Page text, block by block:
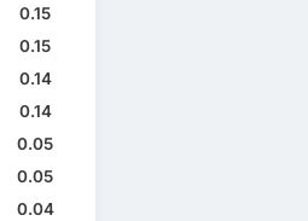
0.15
0.15
0.14
0.14
0.05
0.05
0.04